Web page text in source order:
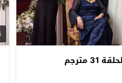
مترجم